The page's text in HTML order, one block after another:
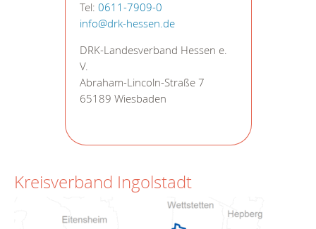
Tel: 0611-7909-0
info@drk-hessen.de
DRK-Landesverband Hessen e.
V.
Abraham-Lincoln-Straße 7
65189 Wiesbaden
Kreisverband Ingolstadt